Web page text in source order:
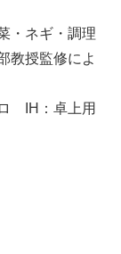
・ネギ・調理
教授監修によ
IH：卓上用